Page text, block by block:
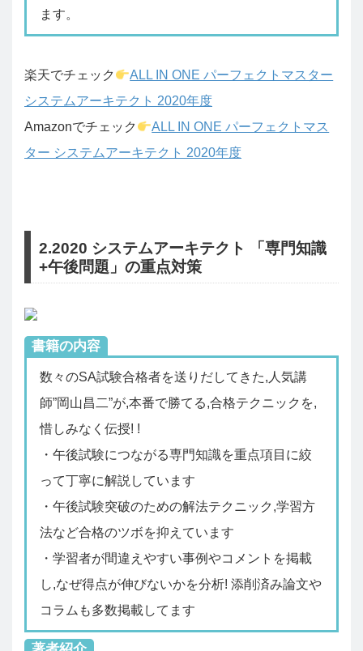
ます。
楽天でチェック
ALL IN ONE パーフェクトマスター
システムアーキテクト 2020年度
Amazonでチェック
ALL IN ONE パーフェクトマス
ター システムアーキテクト 2020年度
2.2020 システムアーキテクト 「専門知識
+午後問題」の重点対策
書籍の内容
数々のSA試験合格者を送りだしてきた,人気講
師”岡山昌二”が,本番で勝てる,合格テクニックを,
惜しみなく伝授! !
・午後試験につながる専門知識を重点項目に絞
って丁寧に解説しています
・午後試験突破のための解法テクニック,学習方
法など合格のツボを抑えています
・学習者が間違えやすい事例やコメントを掲載
し,なぜ得点が伸びないかを分析! 添削済み論文や
コラムも多数掲載してます